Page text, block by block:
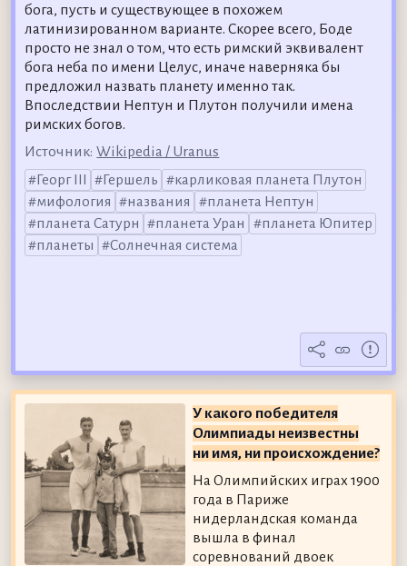
бога, пусть и существующее в похожем
латинизированном варианте. Скорее всего, Боде
просто не знал о том, что есть римский эквивалент
бога неба по имени Целус, иначе наверняка бы
предложил назвать планету именно так.
Впоследствии Нептун и Плутон получили имена
римских богов.
Источник: Wikipedia / Uranus
Георг III
Гершель
карликовая планета Плутон
мифология
названия
планета Нептун
планета Сатурн
планета Уран
планета Юпитер
планеты
Солнечная система
У какого победителя
Олимпиады неизвестны
ни имя, ни происхождение?
На Олимпийских играх 1900
года в Париже
нидерландская команда
вышла в финал
соревнований двоек